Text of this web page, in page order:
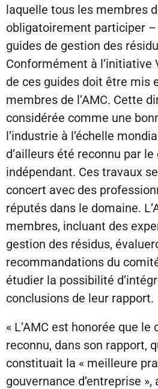
laquelle tous les membres
obligatoirement participer
guides de gestion des
Conformément à l’initiative
de ces guides doit être mis
membres de l’AMC. Cette
considérée comme une
l’industrie à l’échelle
d’ailleurs été reconnu par
indépendant. Ces travaux
concert avec des
réputés dans le domaine.
membres, incluant des
gestion des résidus,
recommandations du
étudier la possibilité
conclusions de leur rapport.
« L’AMC est honorée que le
reconnu, dans son rapport,
constituait la « meilleure
gouvernance d’entreprise